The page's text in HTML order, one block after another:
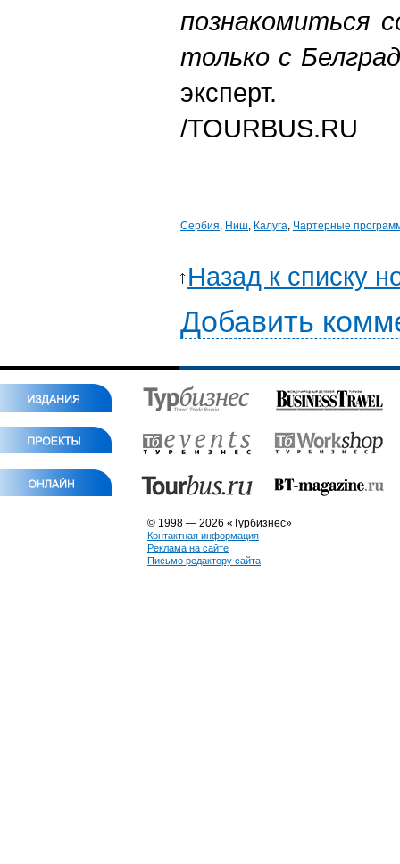
познакомиться
только с
эксперт.
/TOURBUS.RU
Сербия, Ниш, Калуга, Чартерные
Назад к списку
Добавить
© 1998 — 2026 «Турбизнес»
Контактная информация
Реклама на сайте
Письмо редактору сайта